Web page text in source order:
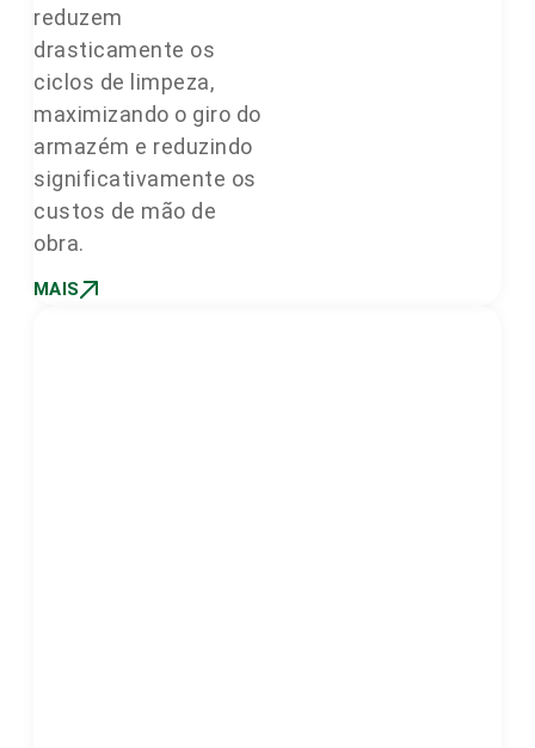
reduzem
drasticamente os
ciclos de limpeza,
maximizando o giro do
armazém e reduzindo
significativamente os
custos de mão de
obra.
MAIS